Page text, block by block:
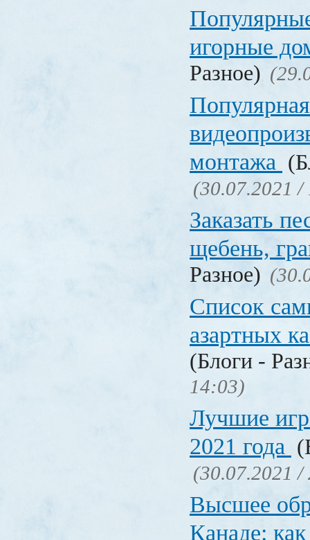
игорные
Разное)
монтажа
(30.07.2021 /
Заказать
щебень,
Разное)
Список
азартных
(Блоги -
14:03)
Лучшие
2021 года
(30.07.2021 /
Высшее
Канаде: